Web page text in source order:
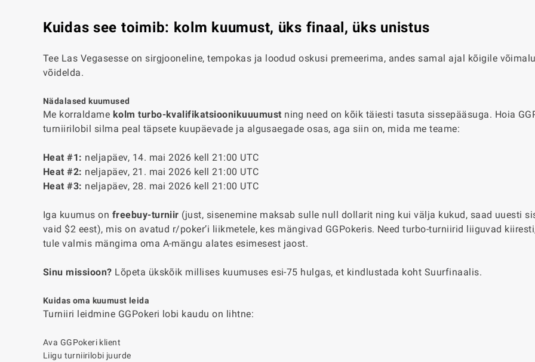
Kuidas see toimib: kolm kuumust, üks finaal, üks unistus
Tee Las Vegasesse on sirgjooneline, tempokas ja loodud oskusi premeerima, andes samal ajal kõigile
võidelda.
Nädalased kuumused
Me korraldame kolm turbo-kvalifikatsioonikuuumust ning need on kõik täiesti tasuta sissepääsuga. Hoia
turniirilobil silma peal täpsete kuupäevade ja algusaegade osas, aga siin on, mida me teame:
Heat #1: neljapäev, 14. mai 2026 kell 21:00 UTC
Heat #2: neljapäev, 21. mai 2026 kell 21:00 UTC
Heat #3: neljapäev, 28. mai 2026 kell 21:00 UTC
Iga kuumus on freebuy-turniir (just, sisenemine maksab sulle null dollarit ning kui välja kukud, saad uuesti
vaid $2 eest), mis on avatud r/poker’i liikmetele, kes mängivad GGPokeris. Need turbo-turniirid liiguvad
tule valmis mängima oma A-mängu alates esimesest jaost.
Sinu missioon? Lõpeta ükskõik millises kuumuses esi-75 hulgas, et kindlustada koht Suurfinaalis.
Kuidas oma kuumust leida
Turniiri leidmine GGPokeri lobi kaudu on lihtne:
Ava GGPokeri klient
Liigu turniirilobi juurde